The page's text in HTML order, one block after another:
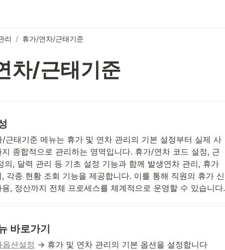
리 / 휴가/연차/근태기준
차/근태기준
/근태기준 메뉴는 휴가 및 연차 관리의 기본 설정부터 실제 사
지 종합적으로 관리하는 영역입니다. 휴가/연차 코드 설정, 근
의, 달력 관리 등 기초 설정 기능과 함께 발생연차 관리, 휴가
, 각종 현황 조회 기능을 제공합니다. 이를 통해 직원의 휴가 신
, 정산까지 전체 프로세스를 체계적으로 운영할 수 있습니다.
바로가기
션설정 → 휴가 및 연차 관리의 기본 옵션을 설정합니다